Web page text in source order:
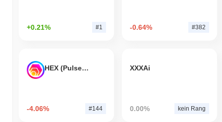
+0.21% #1 -0.64% #382
HEX (Pulsechain)
-4.06% #144
XXXAi
0.00% kein Rang